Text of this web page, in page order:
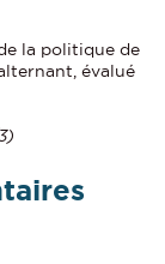
la politique de
évalué